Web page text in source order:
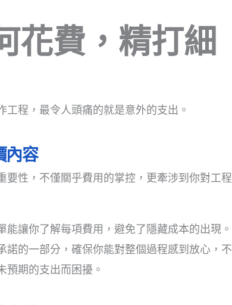
花費，精打細
工程，最令人頭痛的就是意外的支出。
內容
要性，不僅關乎費用的掌控，更牽涉到你對工程
能讓你了解每項費用，避免了隱藏成本的出現。
諾的一部分，確保你能對整個過程感到放心，不
預期的支出而困擾。